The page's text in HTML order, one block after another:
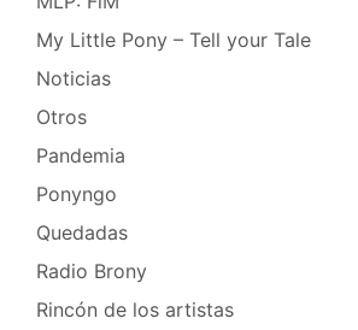
My Little Pony – Tell your Tale
Noticias
Otros
Pandemia
Ponyngo
Quedadas
Radio Brony
Rincón de los artistas